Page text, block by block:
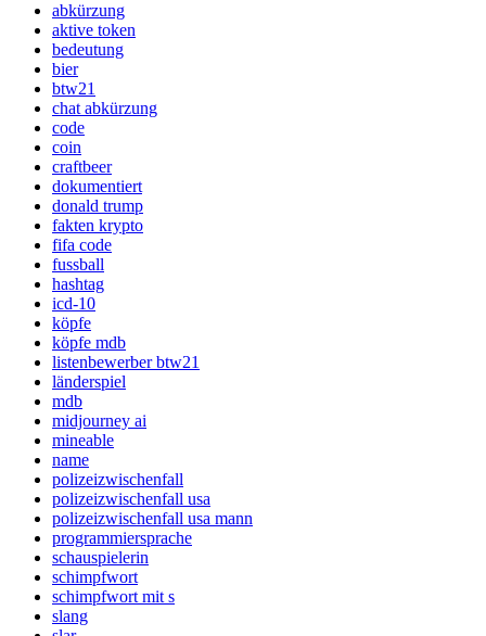
abkürzung
aktive token
bedeutung
bier
btw21
chat abkürzung
code
coin
craftbeer
dokumentiert
donald trump
fakten krypto
fifa code
fussball
hashtag
icd-10
köpfe
köpfe mdb
listenbewerber btw21
länderspiel
mdb
midjourney ai
mineable
name
polizeizwischenfall
polizeizwischenfall usa
polizeizwischenfall usa mann
programmiersprache
schauspielerin
schimpfwort
schimpfwort mit s
slang